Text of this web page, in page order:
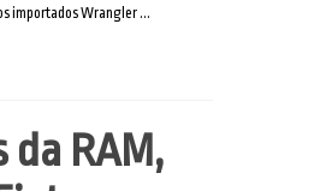
importados Wrangler ...
da RAM,